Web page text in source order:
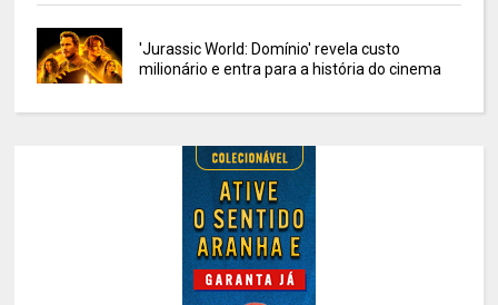
'Jurassic World: Domínio' revela custo
milionário e entra para a história do cinema